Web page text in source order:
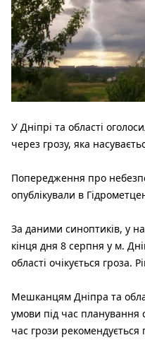
У Дніпрі та області
через грозу, яка
Попередження про
опублікували в
За даними синоптиків, у
кінця дня 8 серпня у м.
області очікується гроза.
Мешканцям Дніпра та
умови під час
час грози